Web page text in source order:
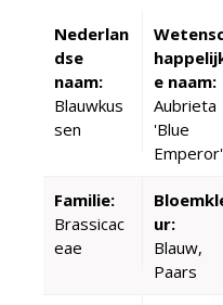
Nederlan
dse
naam:
Blauwkus
sen
e naam:
Aubrieta
'Blue
Emperor'
Familie:
Brassicac
eae
ur:
Blauw,
Paars